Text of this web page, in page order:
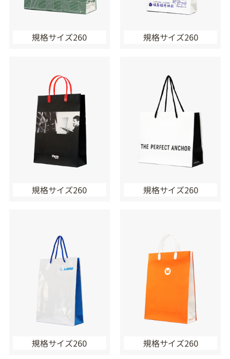
規格サイズ260 規格サイズ260
規格サイズ260 規格サイズ260
規格サイズ260 規格サイズ260